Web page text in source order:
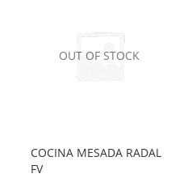
OUT OF STOCK
COCINA MESADA RADAL
FV